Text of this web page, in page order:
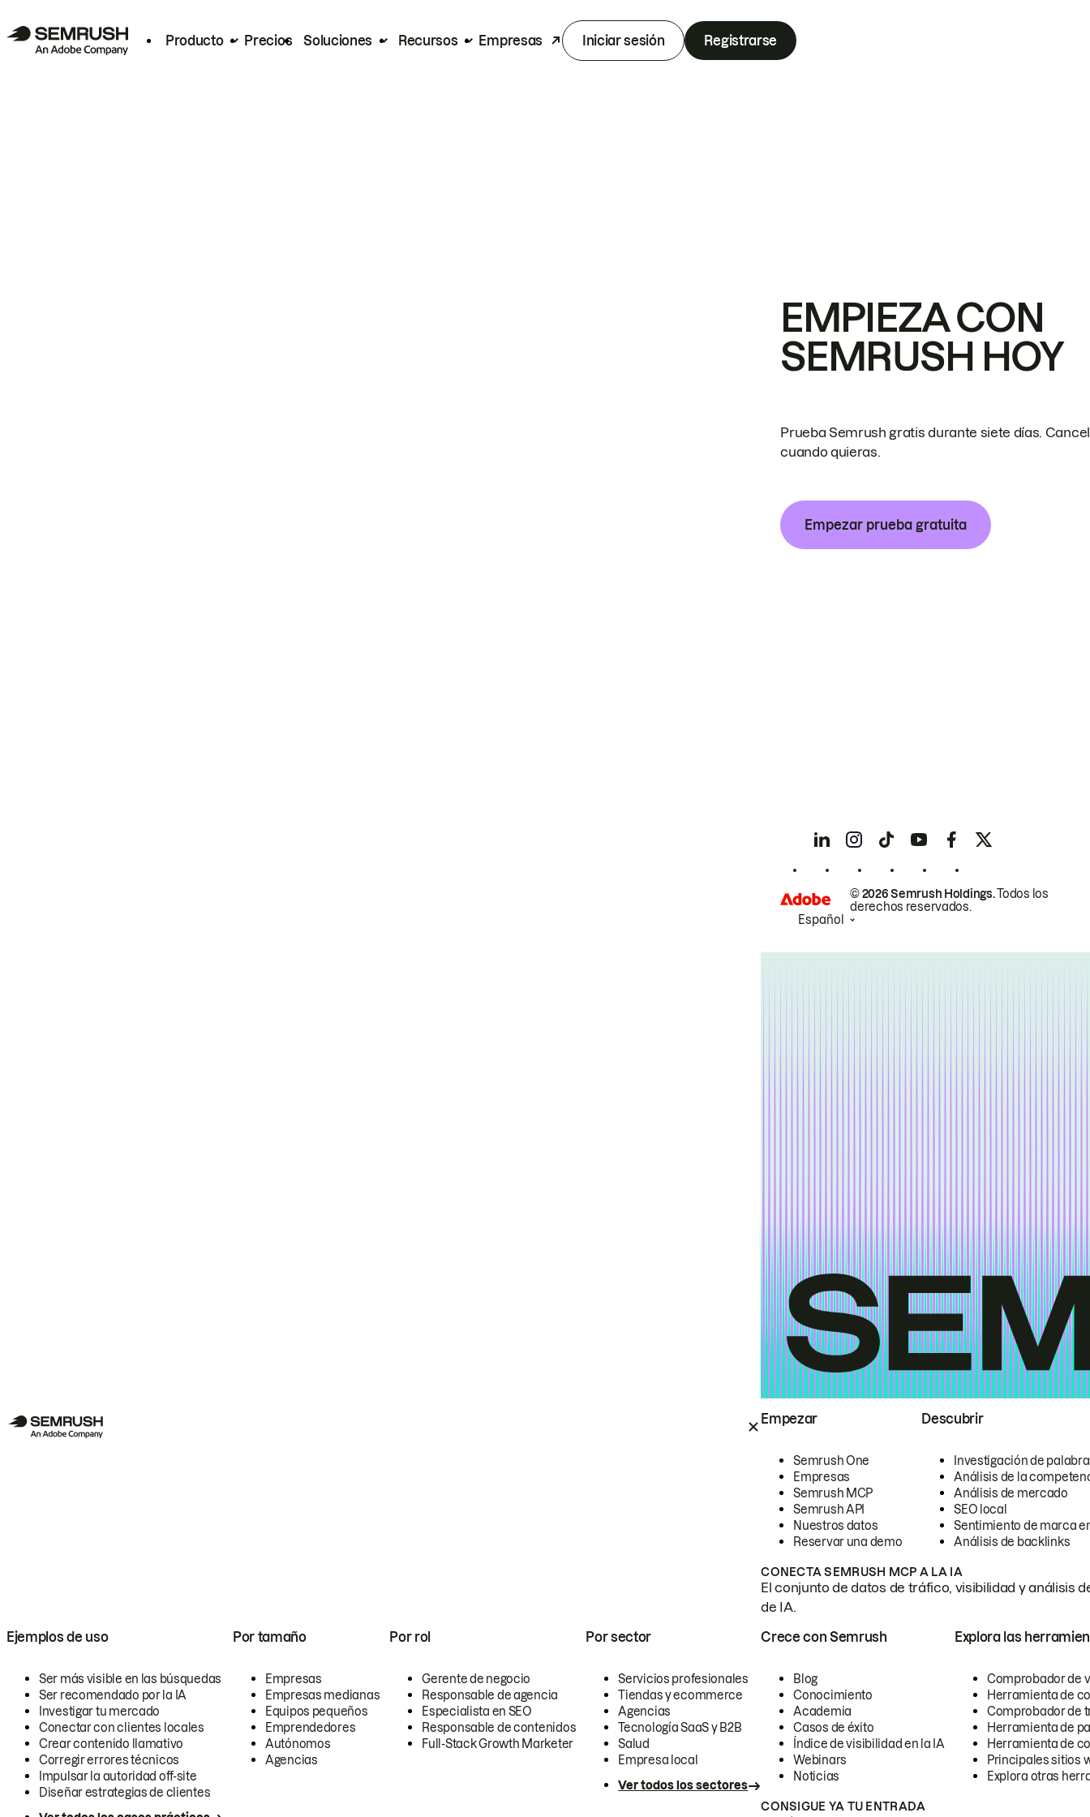
Producto Precios Soluciones Recursos Empresas Iniciar sesión Registrarse
Empezar
Semrush One
Empresas
Semrush MCP
Semrush API
Nuestros datos
Reservar una demo
Descubrir
Investigación de
Análisis de la
Análisis de mercado
SEO local
Sentimiento de marca
Análisis de backlinks
CONECTA SEMRUSH MCP A LA IA
El conjunto de datos de tráfico, visibilidad y análisis
de IA.
Ejemplos de uso
Ser más visible en las búsquedas
Ser recomendado por la IA
Investigar tu mercado
Conectar con clientes locales
Crear contenido llamativo
Corregir errores técnicos
Impulsar la autoridad off-site
Diseñar estrategias de clientes
Por tamaño
Empresas
Empresas medianas
Equipos pequeños
Emprendedores
Autónomos
Agencias
Por rol
Gerente de negocio
Responsable de agencia
Especialista en SEO
Responsable de contenidos
Full-Stack Growth Marketer
Por sector
Servicios profesionales
Tiendas y ecommerce
Agencias
Tecnología SaaS y B2B
Salud
Empresa local
Ver todos los sectores
Crece con Semrush
Blog
Conocimiento
Academia
Casos de éxito
Índice de visibilidad en la IA
Webinars
Noticias
Explora las
Comprobador de
Herramienta de
Comprobador de
Herramienta de
Herramienta de
Principales sitios
Explora otras
CONSIGUE YA TU ENTRADA
EMPIEZA CON
SEMRUSH HOY
Prueba Semrush gratis durante siete días.
cuando quieras.
Empezar prueba gratuita
© 2026 Semrush Holdings.Todos los
derechos reservados.
Español